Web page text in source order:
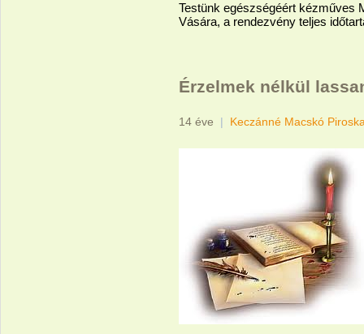
Testünk egészségéért kézműves
Vására, a rendezvény teljes
Érzelmek nélkül
14 éve | Keczánné Macskó